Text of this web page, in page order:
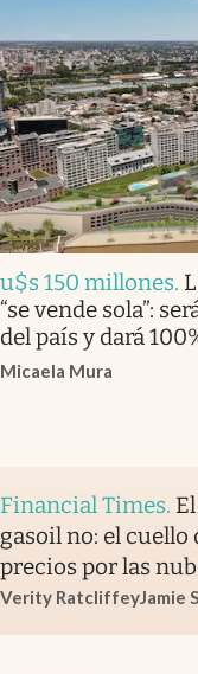
u$s 150 millones.
“se vende sola”:
del país y dará
Micaela Mura
Financial Times.
gasoil no: el
precios por las
Verity RatcliffeyJamie